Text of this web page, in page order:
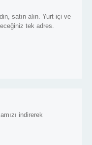
satın alın. Yurt içi ve
tek adres.
indirerek